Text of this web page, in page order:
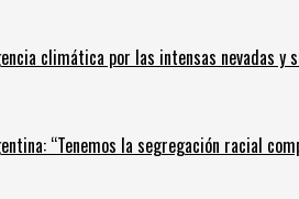
climática por las intensas nevadas y
“Tenemos la segregación racial